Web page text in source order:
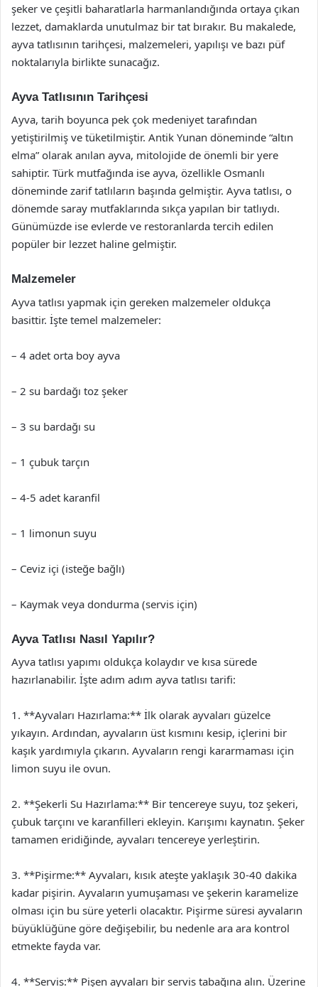
şeker ve çeşitli baharatlarla harmanlandığında ortaya çıkan
lezzet, damaklarda unutulmaz bir tat bırakır. Bu makalede,
ayva tatlısının tarihçesi, malzemeleri, yapılışı ve bazı püf
noktalarıyla birlikte sunacağız.
Ayva Tatlısının Tarihçesi
Ayva, tarih boyunca pek çok medeniyet tarafından
yetiştirilmiş ve tüketilmiştir. Antik Yunan döneminde “altın
elma” olarak anılan ayva, mitolojide de önemli bir yere
sahiptir. Türk mutfağında ise ayva, özellikle Osmanlı
döneminde zarif tatlıların başında gelmiştir. Ayva tatlısı, o
dönemde saray mutfaklarında sıkça yapılan bir tatlıydı.
Günümüzde ise evlerde ve restoranlarda tercih edilen
popüler bir lezzet haline gelmiştir.
Malzemeler
Ayva tatlısı yapmak için gereken malzemeler oldukça
basittir. İşte temel malzemeler:
– 4 adet orta boy ayva
– 2 su bardağı toz şeker
– 3 su bardağı su
– 1 çubuk tarçın
– 4-5 adet karanfil
– 1 limonun suyu
– Ceviz içi (isteğe bağlı)
– Kaymak veya dondurma (servis için)
Ayva Tatlısı Nasıl Yapılır?
Ayva tatlısı yapımı oldukça kolaydır ve kısa sürede
hazırlanabilir. İşte adım adım ayva tatlısı tarifi:
1. **Ayvaları Hazırlama:** İlk olarak ayvaları güzelce
yıkayın. Ardından, ayvaların üst kısmını kesip, içlerini bir
kaşık yardımıyla çıkarın. Ayvaların rengi kararmaması için
limon suyu ile ovun.
2. **Şekerli Su Hazırlama:** Bir tencereye suyu, toz şekeri,
çubuk tarçını ve karanfilleri ekleyin. Karışımı kaynatın. Şeker
tamamen eridiğinde, ayvaları tencereye yerleştirin.
3. **Pişirme:** Ayvaları, kısık ateşte yaklaşık 30-40 dakika
kadar pişirin. Ayvaların yumuşaması ve şekerin karamelize
olması için bu süre yeterli olacaktır. Pişirme süresi ayvaların
büyüklüğüne göre değişebilir, bu nedenle ara ara kontrol
etmekte fayda var.
4. **Servis:** Pişen ayvaları bir servis tabağına alın. Üzerine